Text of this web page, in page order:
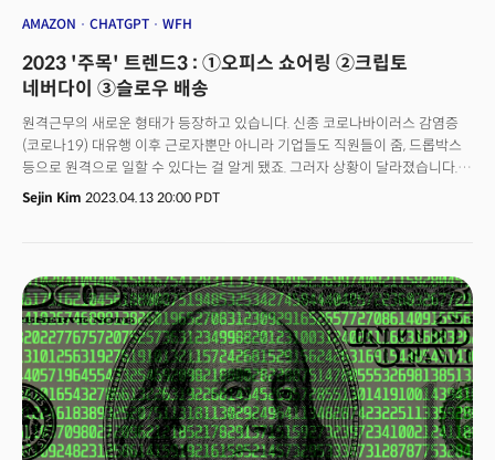
AMAZON CHATGPT WFH
2023 '주목' 트렌드3 : ①오피스 쇼어링 ②크립토
네버다이 ③슬로우 배송
원격근무의 새로운 형태가 등장하고 있습니다. 신종 코로나바이러스 감염증
(코로나19) 대유행 이후 근로자뿐만 아니라 기업들도 직원들이 줌, 드롭박스
등으로 원격으로 일할 수 있다는 걸 알게 됐죠. 그러자 상황이 달라졌습니다.
기업들이 계속되는 노동력 부족과 임금 상승에 ‘오피스 오프쇼어링’ 방식을
채택하고 있는 것입니다. 근로자를 본사의 사무실이 아닌 해외로 보내
2019년 이후 급증하기 시작, 지난해 2배 이상 증가했다고 밝혔습니다. 8월에
애틀랜타연방준비은행 조사에 따르면 미국 고위 관리자의 7.3%는 더 많은
일자리를 해외로 옮겨 원격근무제를 활용하고 있다고 답했죠.👉 서비스업
세계화 시대해외로의 사무직 이탈이 가속화하면서 이를 새로운 시대의
시작으로 보는 학자도 있습니다. 니콜라스 블룸(Nicholas Bloom)
스탠퍼드대학교 경제학 교수는 “1980년부터 2019년까지는 제조업
세계화가 부상했지만 결국 중국-미국 무역 전쟁으로 교착 상태에 빠졌다”면서
“2020년부터는 서비스업 세계화 시대를 맞이하게 될 것”이라고
전망했습니다. 해외로 직책을 옮기면 여러 어려움은 있습니다. 언어 장벽뿐만
Sejin Kim 2023.04.13 20:00 PDT